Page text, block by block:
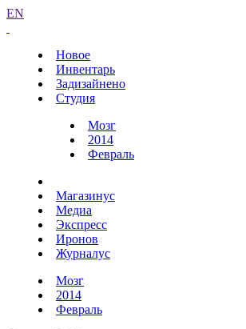
EN
Новое
Инвентарь
Задизайнено
Студия
Мозг
2014
Февраль
Магазинус
Медиа
Экспресс
Иронов
Журналус
Мозг
2014
Февраль